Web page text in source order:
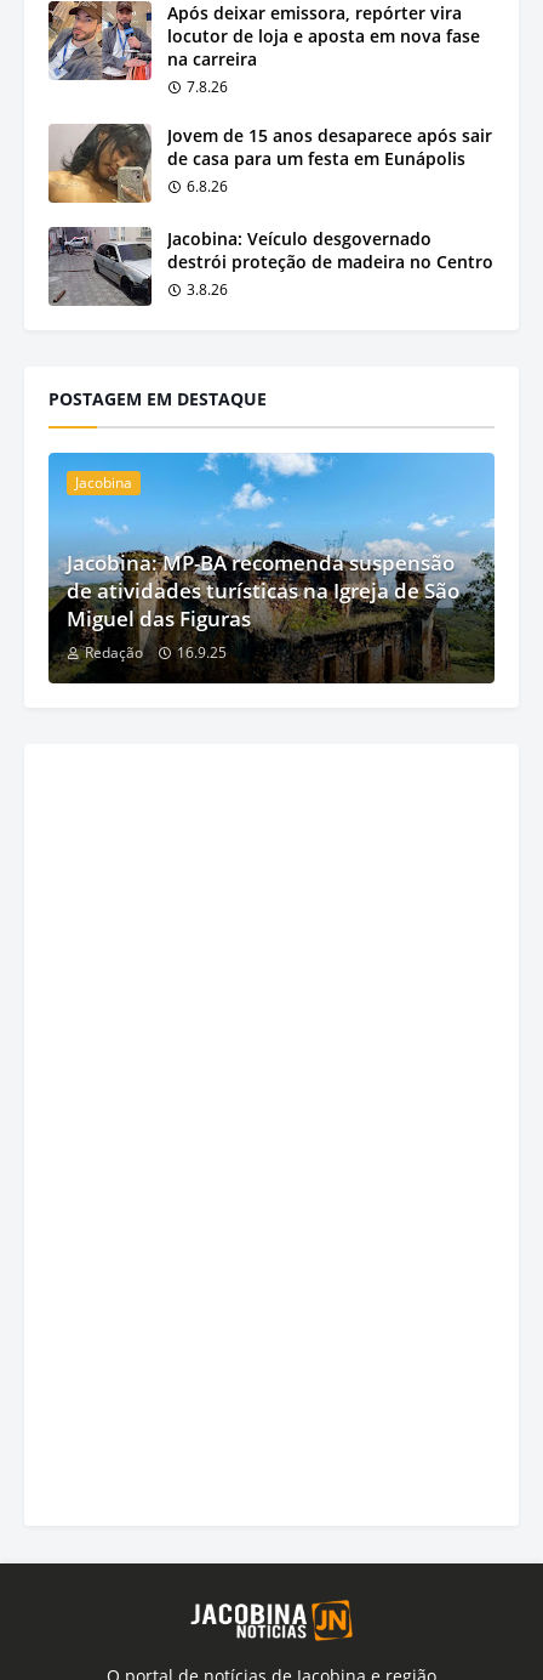
Após deixar emissora, repórter vira
locutor de loja e aposta em nova fase
na carreira
7.8.26
Jovem de 15 anos desaparece após sair
de casa para um festa em Eunápolis
6.8.26
Jacobina: Veículo desgovernado
destrói proteção de madeira no Centro
3.8.26
POSTAGEM EM DESTAQUE
Jacobina
Jacobina: MP-BA recomenda suspensão
de atividades turísticas na Igreja de São
Miguel das Figuras
Redação 16.9.25